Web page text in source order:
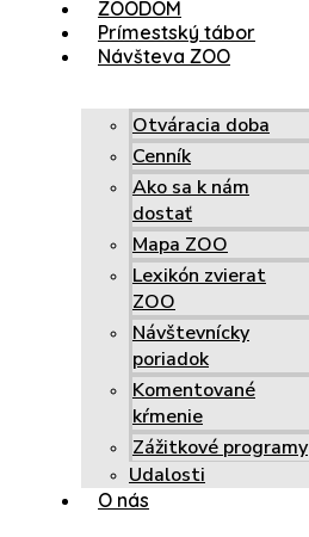
ZOODOM
Prímestský tábor
Návšteva ZOO
Otváracia doba
Cenník
Ako sa k nám
dostať
Mapa ZOO
Lexikón zvierat
ZOO
Návštevnícky
poriadok
Komentované
kŕmenie
Zážitkové programy
Udalosti
O nás